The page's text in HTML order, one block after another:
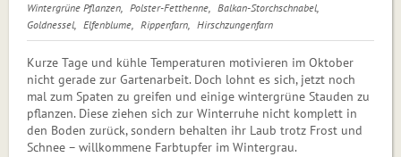
Wintergrüne Pflanzen
Polster-Fetthenne
Balkan-Storchschnabel
Goldnessel
Elfenblume Rippenfarn Hirschzungen­farn
Kurze Tage und kühle Temperaturen motivieren im Oktober
nicht gerade zur Gartenarbeit. Doch lohnt es sich, jetzt noch
mal zum Spaten zu greifen und einige wintergrüne Stauden zu
pflanzen. Diese ziehen sich zur Winterruhe nicht komplett in
den Boden zurück, sondern behalten ihr Laub trotz Frost und
Schnee – willkommene Farbtupfer im Wintergrau.